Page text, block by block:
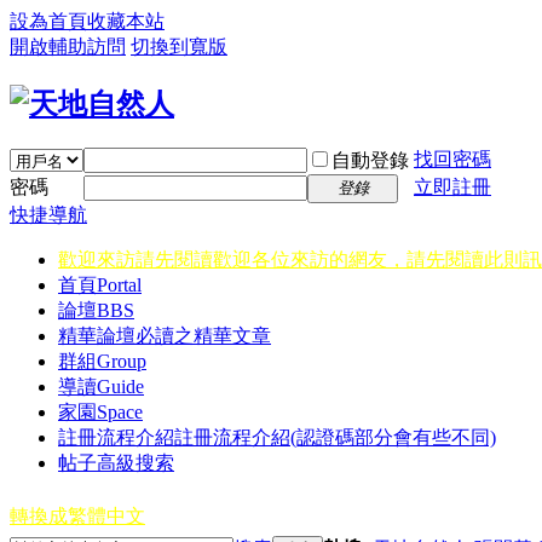
設為首頁收藏本站
開啟輔助訪問 切換到寬版
自動登錄 找回密碼
密碼
登錄
立即註冊
快捷導航
歡迎來訪請先閱讀歡迎各位來訪的網友，請先閱讀此則
首頁Portal
論壇BBS
精華論壇必讀之精華文章
群組Group
導讀Guide
家園 Space
註冊流程介紹註冊流程介紹(認證碼部分會有些不同)
帖子高級搜索
轉換成繁體中文